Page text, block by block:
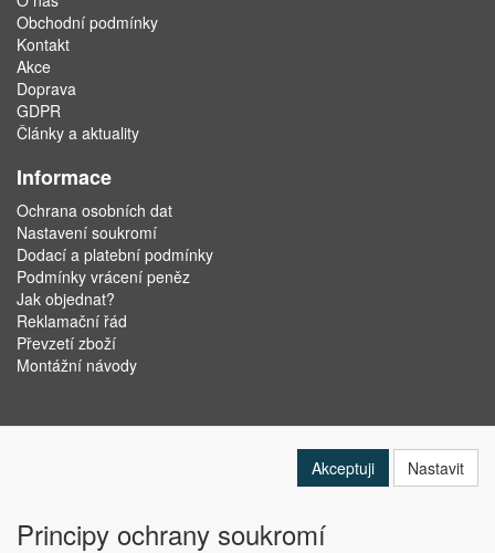
Obchodní podmínky
Kontakt
Akce
Doprava
GDPR
Články a aktuality
Informace
Ochrana osobních dat
Nastavení soukromí
Dodací a platební podmínky
Podmínky vrácení peněz
Jak objednat?
Reklamační řád
Převzetí zboží
Montážní návody
Akceptuji Nastavit
Principy ochrany soukromí